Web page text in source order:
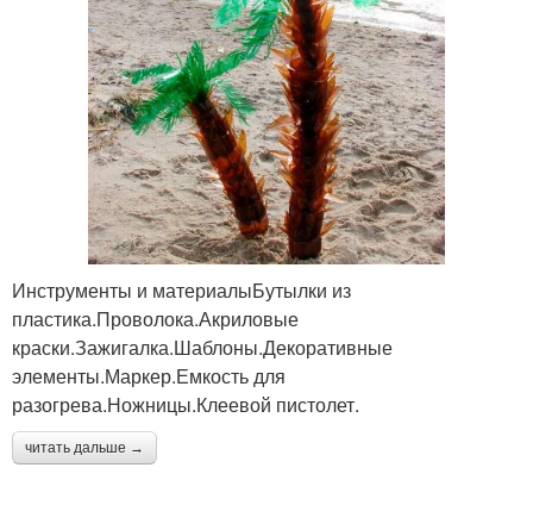
Инструменты и материалыБутылки из
пластика.Проволока.Акриловые
краски.Зажигалка.Шаблоны.Декоративные
элементы.Маркер.Емкость для
разогрева.Ножницы.Клеевой пистолет.
читать дальше →